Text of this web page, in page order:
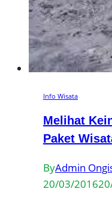
Info Wisata
Melihat
Paket
ByAdmin
20/03/2016